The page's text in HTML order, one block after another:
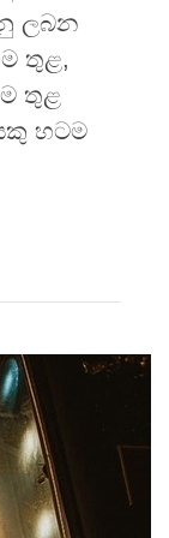
ලබන
තුළ,
තුළ
හටම